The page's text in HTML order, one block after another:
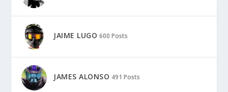
JAIME LUGO 600 Posts
JAMES ALONSO 491 Posts